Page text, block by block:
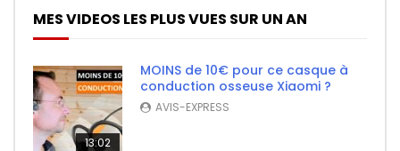
MES VIDEOS LES PLUS VUES SUR UN AN
13:02
MOINS de 10€ pour ce casque à
conduction osseuse Xiaomi ?
AVIS-EXPRESS